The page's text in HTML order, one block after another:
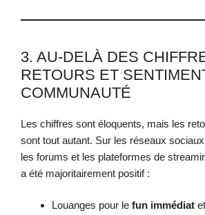
3. AU-DELÀ DES
RETOURS ET
COMMUNAUTÉ
Les chiffres sont éloquents, mais les
sont tout autant. Sur les réseaux
les forums et les plateformes de
a été majoritairement positif :
Louanges pour le fun immédiat